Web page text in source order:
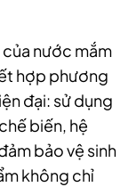
của nước mắm
hợp phương
đại: sử dụng
biến, hệ
bảo vệ sinh
không chỉ